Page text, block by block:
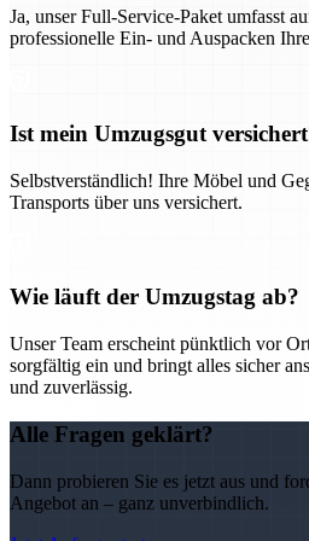
Ja, unser Full-Service-Paket umfasst
professionelle Ein- und Auspacken
Ist mein Umzugsgut
Selbstverständlich! Ihre Möbel und
Transports über uns versichert.
Wie läuft der Umzugstag ab?
Unser Team erscheint pünktlich vor
sorgfältig ein und bringt alles sicher
und zuverlässig.
Alle Fragen geklärt?
Dann probieren Sie es jetzt aus und
Angebot an – ganz unverbindlich.